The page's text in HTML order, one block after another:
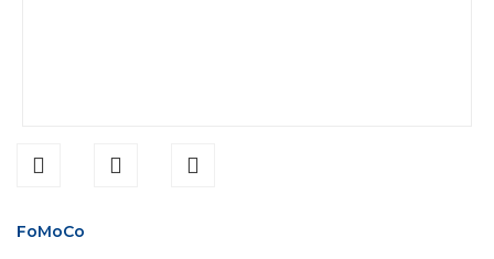
FoMoCo